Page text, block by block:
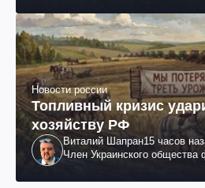
Новости россии
Топливный кризис
хозяйству РФ
Виталий Шапран15 часов
Член Украинского общества